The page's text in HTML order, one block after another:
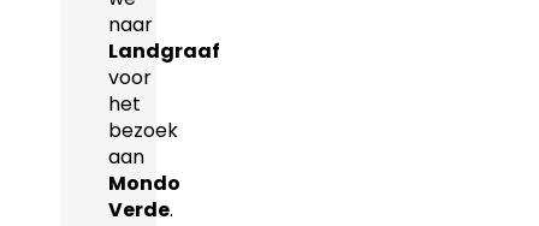
naar
Landgraaf
voor
het
bezoek
aan
Mondo
Verde.